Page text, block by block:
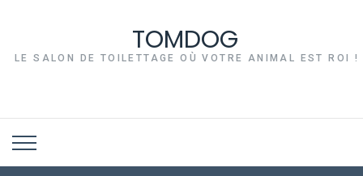
TOMDOG
LE SALON DE TOILETTAGE OÙ VOTRE ANIMAL EST ROI !